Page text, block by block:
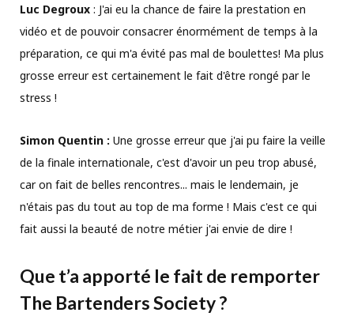
Luc Degroux : J'ai eu la chance de faire la prestation en
vidéo et de pouvoir consacrer énormément de temps à la
préparation, ce qui m'a évité pas mal de boulettes! Ma plus
grosse erreur est certainement le fait d'être rongé par le
stress !
Simon Quentin : Une grosse erreur que j'ai pu faire la veille
de la finale internationale, c'est d'avoir un peu trop abusé,
car on fait de belles rencontres... mais le lendemain, je
n'étais pas du tout au top de ma forme ! Mais c'est ce qui
fait aussi la beauté de notre métier j'ai envie de dire !
Que t’a apporté le fait de remporter
The Bartenders Society ?